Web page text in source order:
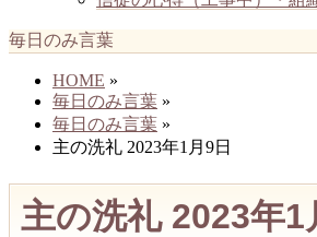
毎日のみ言葉
HOME »
毎日のみ言葉 »
毎日のみ言葉 »
主の洗礼 2023年1月9日
主の洗礼 2023年